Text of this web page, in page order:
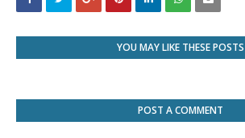
YOU MAY LIKE THESE POSTS
POST A COMMENT